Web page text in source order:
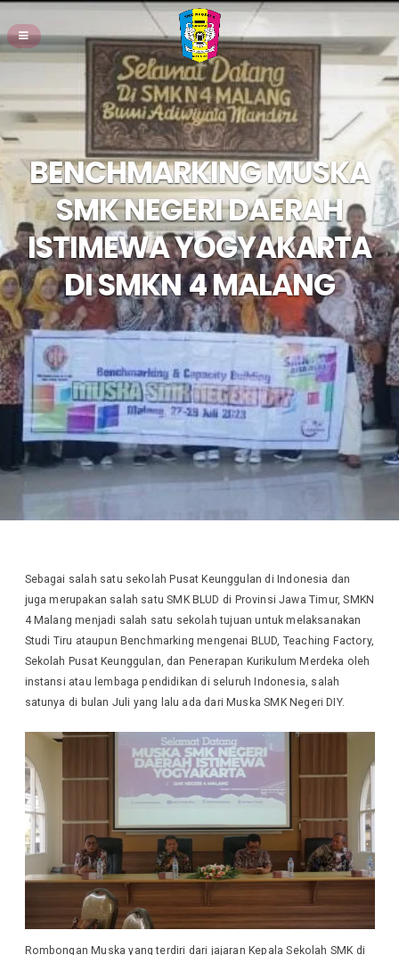
BENCHMARKING MUSKA
SMK NEGERI DAERAH
ISTIMEWA YOGYAKARTA
DI SMKN 4 MALANG
Sebagai salah satu sekolah Pusat Keunggulan di Indonesia dan
juga merupakan salah satu SMK BLUD di Provinsi Jawa Timur, SMKN
4 Malang menjadi salah satu sekolah tujuan untuk melaksanakan
Studi Tiru ataupun Benchmarking mengenai BLUD, Teaching Factory,
Sekolah Pusat Keunggulan, dan Penerapan Kurikulum Merdeka oleh
instansi atau lembaga pendidikan di seluruh Indonesia, salah
satunya di bulan Juli yang lalu ada dari Muska SMK Negeri DIY.
Rombongan Muska yang terdiri dari jajaran Kepala Sekolah SMK di